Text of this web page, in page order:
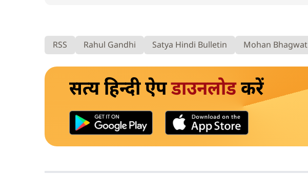
RSS Rahul Gandhi Satya Hindi Bulletin Mohan Bhagwat
सत्य हिन्दी ऐपडाउनलोडकरें